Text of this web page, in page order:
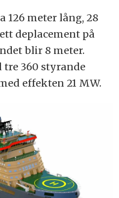
meter lång, 28
deplacement på
blir 8 meter.
360 styrande
effekten 21 MW.